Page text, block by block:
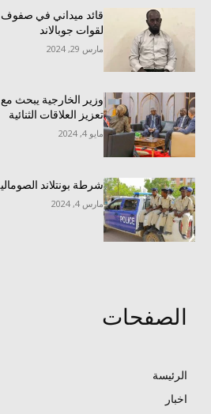
قائد ميداني في
لقوات جوبالاند
مارس 29, 2024
وزير الخارجية يبحث مع
تعزيز العلاقات الثنائية
مايو 4, 2024
شرطة بونتلاند
مارس 4, 2024
الصفحات
الرئيسة
اخبار